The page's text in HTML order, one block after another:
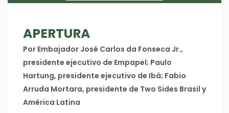
APERTURA
Por Embajador José Carlos da Fonseca Jr.,
presidente ejecutivo de Empapel; Paulo
Hartung, presidente ejecutivo de Ibá; Fabio
Arruda Mortara, presidente de Two Sides Brasil y
América Latina